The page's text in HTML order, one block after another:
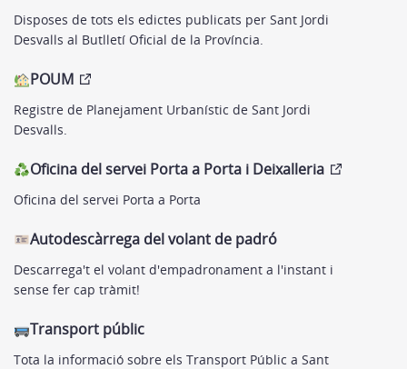
Disposes de tots els edictes publicats per Sant Jordi
Desvalls al Butlletí Oficial de la Província.
POUM
Registre de Planejament Urbanístic de Sant Jordi
Desvalls.
Oficina del servei Porta a Porta i Deixalleria
Oficina del servei Porta a Porta
Autodescàrrega del volant de padró
Descarrega't el volant d'empadronament a l'instant i
sense fer cap tràmit!
Transport públic
Tota la informació sobre els Transport Públic a Sant